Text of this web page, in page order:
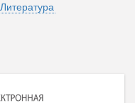
Литература